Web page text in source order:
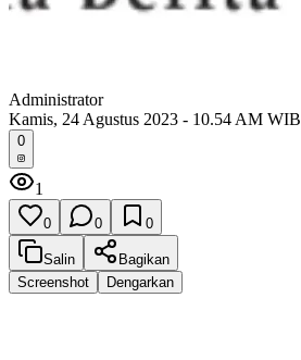
Administrator
Kamis, 24 Agustus 2023 - 10.54 AM WIB
0
1
0 0 0
Salin
Bagikan
Screenshot
Dengarkan